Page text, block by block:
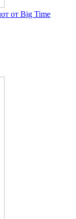
от Big Time